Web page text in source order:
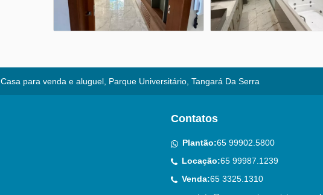
Casa para venda e aluguel, Parque Universitário, Tangará Da Serra
Contatos
Plantão:65 99902.5800
Locação:65 99987.1239
Venda:65 3325.1310